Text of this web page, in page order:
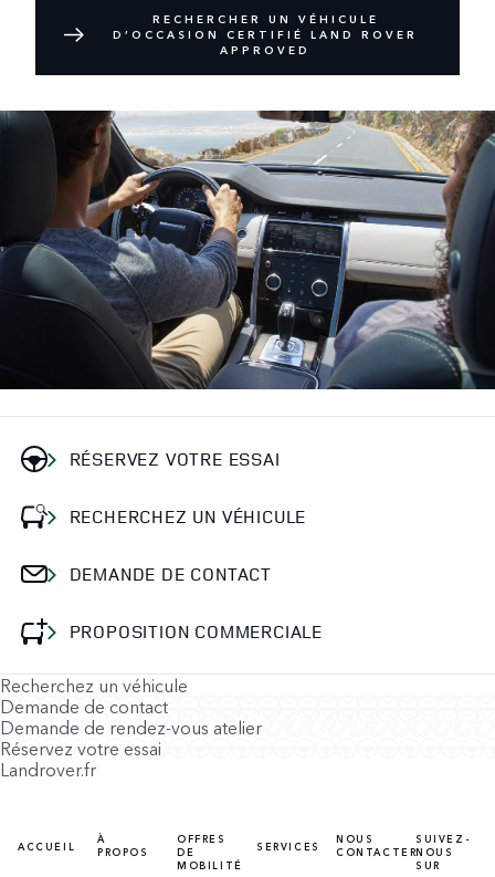
RECHERCHER UN VÉHICULE
D’OCCASION CERTIFIÉ LAND ROVER
APPROVED
RÉSERVEZ VOTRE ESSAI
RECHERCHEZ UN VÉHICULE
DEMANDE DE CONTACT
PROPOSITION COMMERCIALE
Recherchez un véhicule
Demande de contact
Demande de rendez-vous atelier
Réservez votre essai
Landrover.fr
ACCUEIL
À
PROPOS
OFFRES
DE
MOBILITÉ
SERVICES
NOUS
CONTACTER
SUIVEZ-
NOUS
SUR